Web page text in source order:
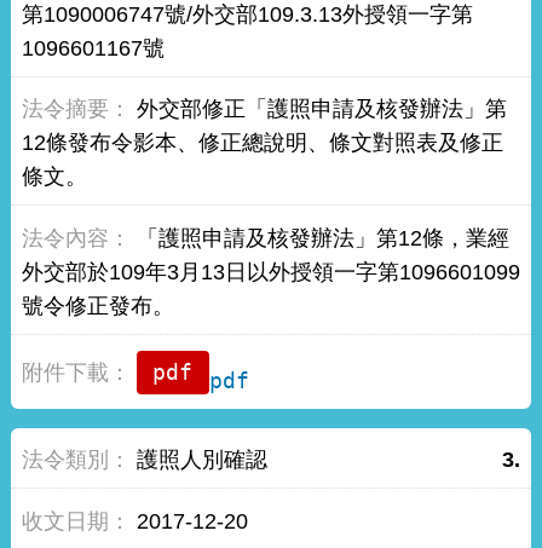
第1090006747號/外交部109.3.13外授領一字第
1096601167號
外交部修正「護照申請及核發辦法」第
12條發布令影本、修正總說明、條文對照表及修正
條文。
「護照申請及核發辦法」第12條，業經
外交部於109年3月13日以外授領一字第1096601099
號令修正發布。
pdf
3.
護照人別確認
2017-12-20